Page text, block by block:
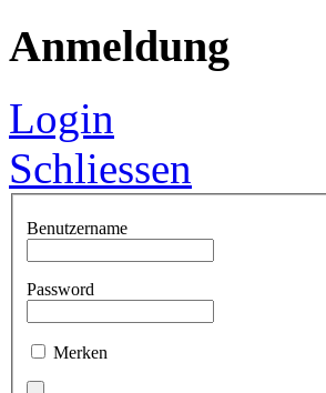
Anmeldung
Login
Schliessen
Benutzername
Password
Merken